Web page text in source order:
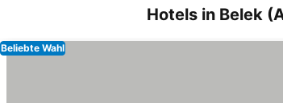
Hotels in Belek
Beliebte Wahl